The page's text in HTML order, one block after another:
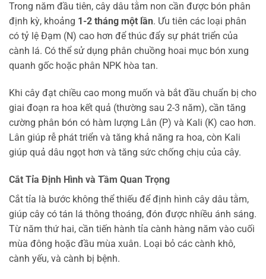
Trong năm đầu tiên, cây dâu tằm non cần được bón phân
định kỳ, khoảng 1-2 tháng một lần. Ưu tiên các loại phân
có tỷ lệ Đạm (N) cao hơn để thúc đẩy sự phát triển của
cành lá. Có thể sử dụng phân chuồng hoai mục bón xung
quanh gốc hoặc phân NPK hòa tan.
Khi cây đạt chiều cao mong muốn và bắt đầu chuẩn bị cho
giai đoạn ra hoa kết quả (thường sau 2-3 năm), cần tăng
cường phân bón có hàm lượng Lân (P) và Kali (K) cao hơn.
Lân giúp rễ phát triển và tăng khả năng ra hoa, còn Kali
giúp quả dâu ngọt hơn và tăng sức chống chịu của cây.
Cắt Tỉa Định Hình và Tầm Quan Trọng
Cắt tỉa là bước không thể thiếu để định hình cây dâu tằm,
giúp cây có tán lá thông thoáng, đón được nhiều ánh sáng.
Từ năm thứ hai, cần tiến hành tỉa cành hàng năm vào cuối
mùa đông hoặc đầu mùa xuân. Loại bỏ các cành khô,
cành yếu, và cành bị bệnh.